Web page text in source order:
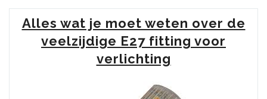
Alles wat je moet weten over de
veelzijdige E27 fitting voor
verlichting